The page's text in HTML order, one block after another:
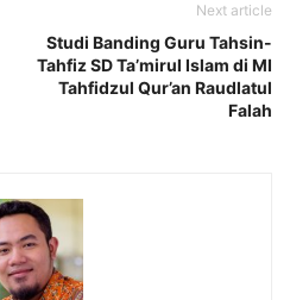
Next article
Studi Banding Guru Tahsin-
Tahfiz SD Ta’mirul Islam di MI
Tahfidzul Qur’an Raudlatul
Falah